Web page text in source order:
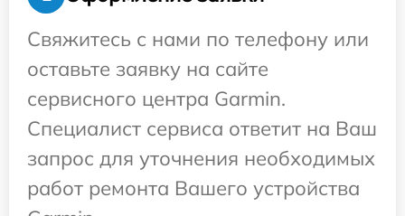
Свяжитесь с нами по телефону или
оставьте заявку на сайте
сервисного центра Garmin.
Специалист сервиса ответит на Ваш
запрос для уточнения необходимых
работ ремонта Вашего устройства